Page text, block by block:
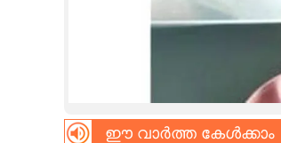
ഈ വാർത്ത കേൾക്കാം